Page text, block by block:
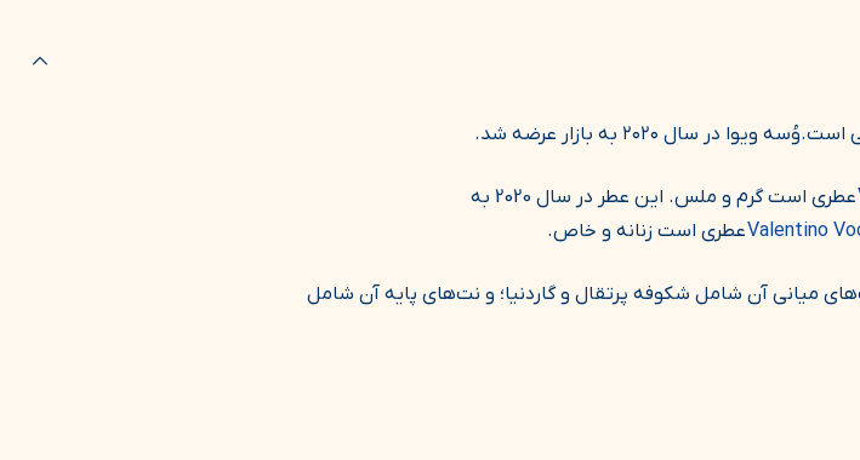
در سال ۲۰۲۰ به بازار عرضه شد.
عطری است گرم و ملس. این عطر در سال 2020 به
عطری است زنانه و خاص.
میانی آن شامل شکوفه پرتقال و گاردنیا؛ و نت‌های پایه آن شامل